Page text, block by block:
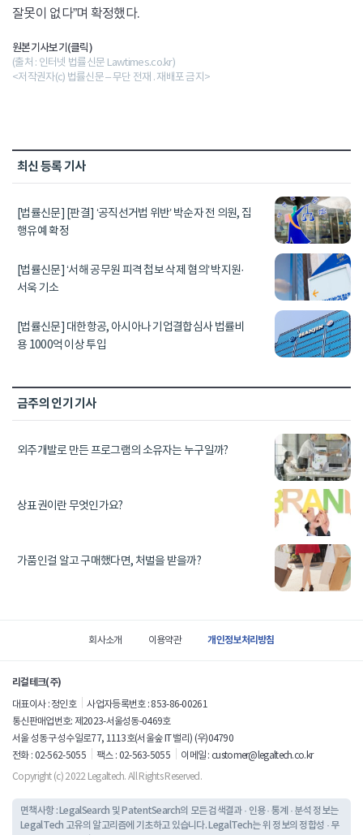
잘못이 없다”며 확정했다.
원본기사보기(클릭)
(출처 : 인터넷 법률신문 Lawtimes.co.kr)
<저작권자(c) 법률신문 – 무단 전재 . 재배포 금지>
최신 등록 기사
[법률신문] [판결] ‘공직선거법 위반’ 박순자 전 의원, 집
행유예 확정
[법률신문] ‘서해 공무원 피격 첩보 삭제 혐의’ 박지원·
서욱 기소
[법률신문] 대한항공, 아시아나 기업결합심사 법률비
용 1000억 이상 투입
금주의 인기 기사
외주개발로 만든 프로그램의 소유자는 누구일까?
상표권이란 무엇인가요?
가품인걸 알고 구매했다면, 처벌을 받을까?
정
회사소개 이용약관 개인정보처리방침
리걸테크(주)
대표이사 : 정인호
사업자등록번호 : 853-86-00261
통신판매업번호: 제2023-서울성동-0469호
서울 성동구 성수일로77, 1113호(서울숲 IT 밸리) (우)04790
전화 : 02-562-5055
팩스 : 02-563-5055 이메일 : customer@legaltech.co.kr
Copyright (c) 2022 Legaltech. All Rights Reserved.
면책사항 : LegalSearch 및 PatentSearch의 모든 검색결과 · 인용 · 통계 · 분석 정보는
LegalTech 고유의 알고리즘에 기초하고 있습니다. LegalTech는 위 정보의 정합성 · 무